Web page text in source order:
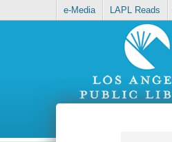
e-Media LAPL Reads